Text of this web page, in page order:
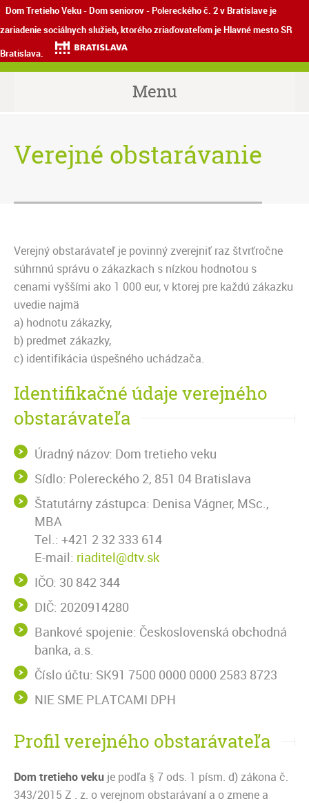
Dom Tretieho Veku - Dom seniorov - Polereckého č. 2 v Bratislave je
zariadenie sociálnych služieb, ktorého zriaďovateľom je Hlavné mesto SR
Bratislava.
Menu
Verejné obstarávanie
Verejný obstarávateľ je povinný zverejniť raz štvrťročne
súhrnnú správu o zákazkach s nízkou hodnotou s
cenami vyššími ako 1 000 eur, v ktorej pre každú zákazku
uvedie najmä
a) hodnotu zákazky,
b) predmet zákazky,
c) identifikácia úspešného uchádzača.
Identifikačné údaje verejného
obstarávateľa
Úradný názov: Dom tretieho veku
Sídlo: Polereckého 2, 851 04 Bratislava
Štatutárny zástupca: Denisa Vágner, MSc.,
MBA
Tel.: +421 2 32 333 614
E-mail: riaditel@dtv.sk
IČO: 30 842 344
DIČ: 2020914280
Bankové spojenie: Československá obchodná
banka, a.s.
Číslo účtu: SK91 7500 0000 0000 2583 8723
NIE SME PLATCAMI DPH
Profil verejného obstarávateľa
Dom tretieho veku je podľa § 7 ods. 1 písm. d) zákona č.
343/2015 Z . z. o verejnom obstarávaní a o zmene a